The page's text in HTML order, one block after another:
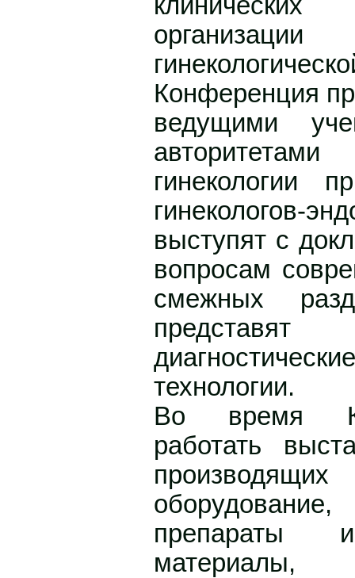
Конференция
ведущими
гинекологии
гинекологов-
выступят с
вопросам
смежных
технологии.
Во время
работать
препараты и
материалы,